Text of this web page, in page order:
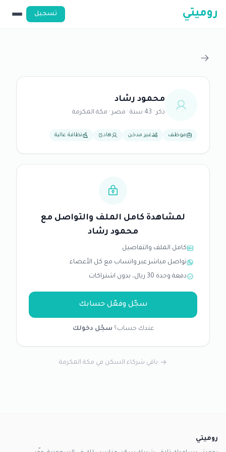
روميتي تسجيل
محمود رشاد
ذكر · 43 سنة · مصر · مكة المكرمة
موظف غير مدخن هادئ نظافة عالية
لمشاهدة كامل الملف والتواصل مع
محمود رشاد
كامل الملف والتفاصيل
تواصل مباشر عبر واتساب مع كل الأعضاء
دفعة وحدة 30 ريال، بدون اشتراكات
سجّل وفعّل حسابك
عندك حساب؟ سجّل دخولك
باقي شركاء السكن في مكة المكرمة
روميتي